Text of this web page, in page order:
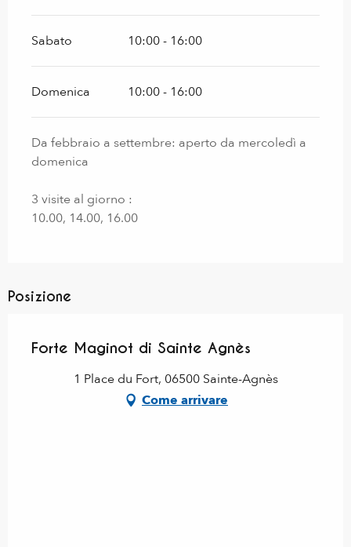
Sabato 10:00 - 16:00
Domenica 10:00 - 16:00
Da febbraio a settembre: aperto da mercoledì a
domenica
3 visite al giorno :
10.00, 14.00, 16.00
Posizione
Forte Maginot di Sainte Agnès
1 Place du Fort, 06500 Sainte-Agnès
Come arrivare